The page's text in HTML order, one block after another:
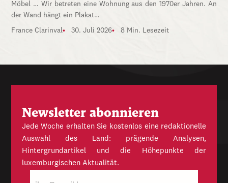
Möbel … Wir betreten eine Wohnung aus den 1970er Jahren. An
der Wand hängt ein Plakat…
France Clarinval 30. Juli 2026 8 Min. Lesezeit
Newsletter abonnieren
Jede Woche erhalten Sie kostenlos eine redaktionelle
Auswahl des Land: prägende Analysen,
Hintergrundartikel und die Höhepunkte der
luxemburgischen Aktualität.